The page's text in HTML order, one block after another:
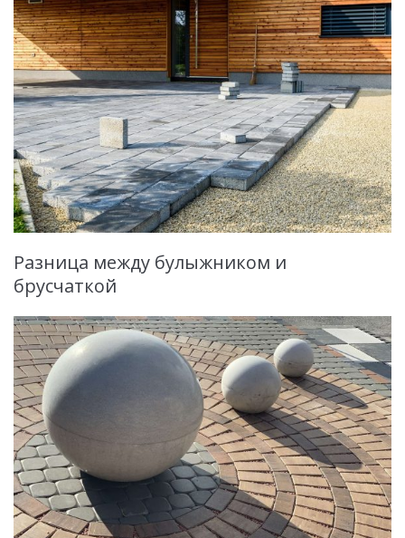
Разница между булыжником и
брусчаткой